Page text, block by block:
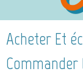
Acheter Et